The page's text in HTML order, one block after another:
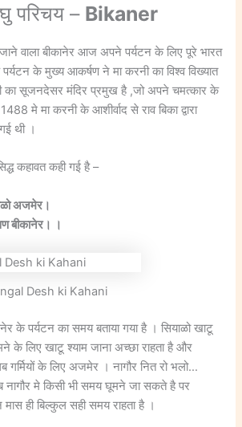
परिचय – Bikaner
वाला बीकानेर आज अपने पर्यटन के लिए पूरे भारत
के मुख्य आकर्षण ने मा करनी का विश्व विख्यात
का सूजनदेसर मंदिर प्रमुख है ,जो अपने चमत्कार के
मे मा करनी के आशीर्वाद से राव बिका द्वारा
थी ।
कहावत कही गई है –
अजमेर।
बीकानेर। ।
Desh ki Kahani
के पर्यटन का समय बताया गया है । सियाळो खाटू
के लिए खाटू श्याम जाना अच्छा राहता है और
के लिए अजमेर । नागौर नित रो भलो…
नागौर मे किसी भी समय घूमने जा सकते है पर
ही बिल्कुल सही समय राहता है ।